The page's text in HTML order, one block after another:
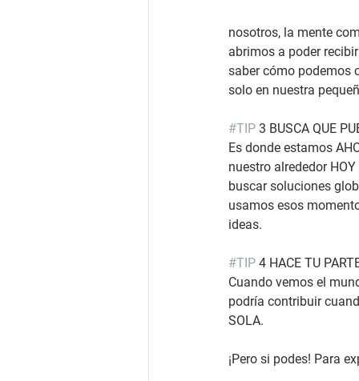
nosotros, la mente
abrimos a poder
saber cómo podemos
solo en nuestra
#TIP 3 BUSCA QUE
Es donde estamos
nuestro alrededor
buscar soluciones
usamos esos
ideas.
#TIP 4 HACE TU
Cuando vemos el
podría contribuir
SOLA.
¡Pero si podes! Para